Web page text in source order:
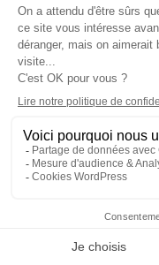
fermé
Combe
nique
nique -
partiel*)
Philibert